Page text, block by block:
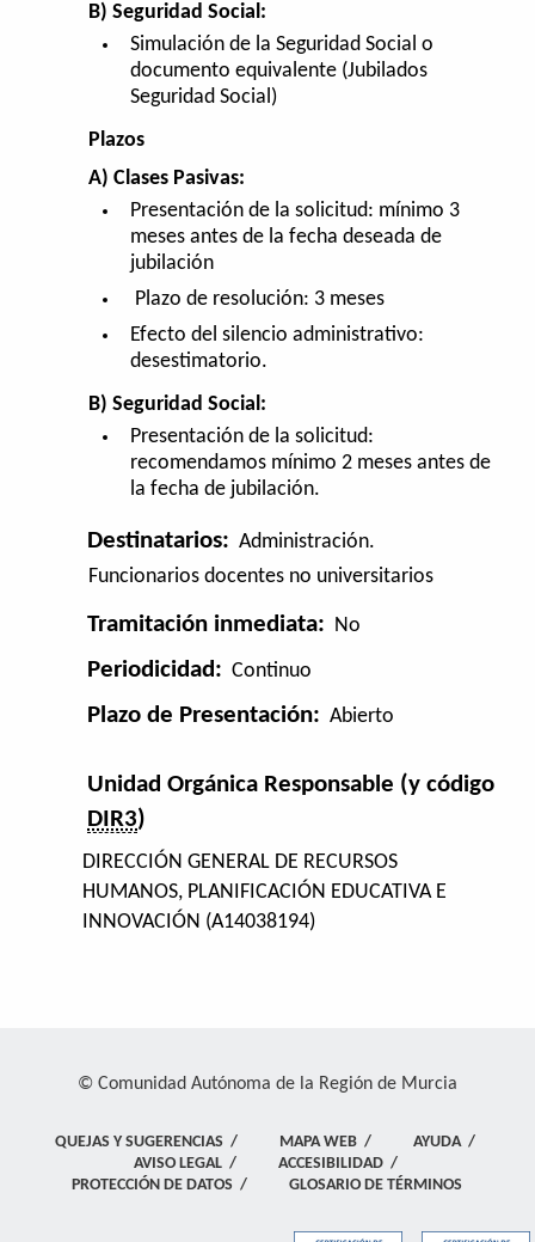
B) Seguridad Social:
Simulación de la Seguridad Social o
documento equivalente (Jubilados
Seguridad Social)
Plazos
A) Clases Pasivas:
Presentación de la solicitud: mínimo 3
meses antes de la fecha deseada de
jubilación
Plazo de resolución: 3 meses
Efecto del silencio administrativo:
desestimatorio.
B) Seguridad Social:
Presentación de la solicitud:
recomendamos mínimo 2 meses antes de
la fecha de jubilación.
Destinatarios: Administración.
Funcionarios docentes no universitarios
Tramitación inmediata: No
Periodicidad: Continuo
Plazo de Presentación: Abierto
Unidad Orgánica Responsable (y código
DIR3)
DIRECCIÓN GENERAL DE RECURSOS
HUMANOS, PLANIFICACIÓN EDUCATIVA E
INNOVACIÓN (A14038194)
© Comunidad Autónoma de la Región de Murcia
QUEJAS Y SUGERENCIAS / MAPA WEB / AYUDA/
AVISO LEGAL/ ACCESIBILIDAD/
PROTECCIÓN DE DATOS / GLOSARIO DE TÉRMINOS